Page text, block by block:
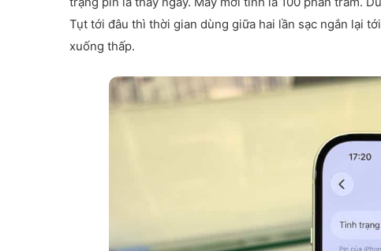
Tụt tới đâu thì thời gian dùng giữa hai lần sạc ngắn lại
xuống thấp.